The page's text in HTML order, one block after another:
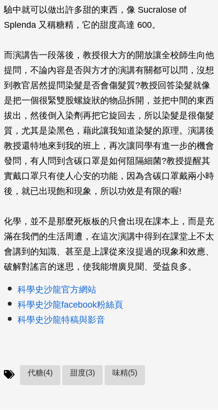
驗中就可以做出許多甜的東西，像 Sucralose of
Splenda 又稱糖精，它的甜度高達 600。
而演講告一段落後，教授很大方的開放讓全校師生向他
提問，不論內容是否與方才的演講有關都可以問，沒想
到教官居然提問染髮是否會傷髮質?教授回答染髮就像
是把一個很緊雙股螺旋狀的物品拆開，並把中間的東西
拔出，然後倒入染劑再把它旋回去，所以染髮是很傷髮
質，尤其是染黑色，藉此讓我知道染髮的原理。演講後
教授還特地來到我的班上，再次讓同學有進一步的機會
發問，有人問到含碳口罩是如何阻隔細菌?教授提醒其
實戴口罩只有使人心安的功能，因為含碳口罩戴兩小時
後，就已出現飽和現象，所以功效是有限的喔!
化學，並不是那麼死板板的只會出現在課本上，而是充
滿在我們的生活周遭，在這次演講中得到在課堂上不太
會講到的知識、甚至是上課從來沒提過的現象和效應、
破解對謠言的迷思，使我能增廣見聞、受益良多。
科學史沙龍官方網站
科學史沙龍facebook粉絲頁
科學史沙龍特稿與影音
代糖(4) 甜度(3) 味精(5)